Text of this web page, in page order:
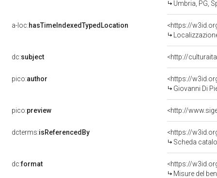
Umbria, PG,
a-loc:hasTimeIndexedTypedLocation
<https://
dc:subject <http://
pico:author
<https://
Giovanni Di
pico:preview
dcterms:isReferencedBy
<https://
Scheda
dc:format
<https://
Misure del